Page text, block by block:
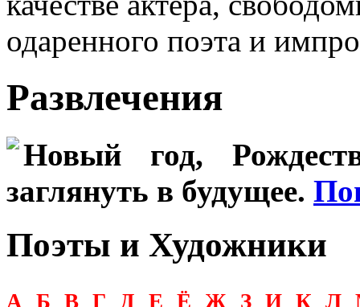
одаренного поэта и
Развлечения
Новый год,
заглянуть в будущее.
Поэты и Художники
А Б В Г Д Е Ё Ж З И К Л